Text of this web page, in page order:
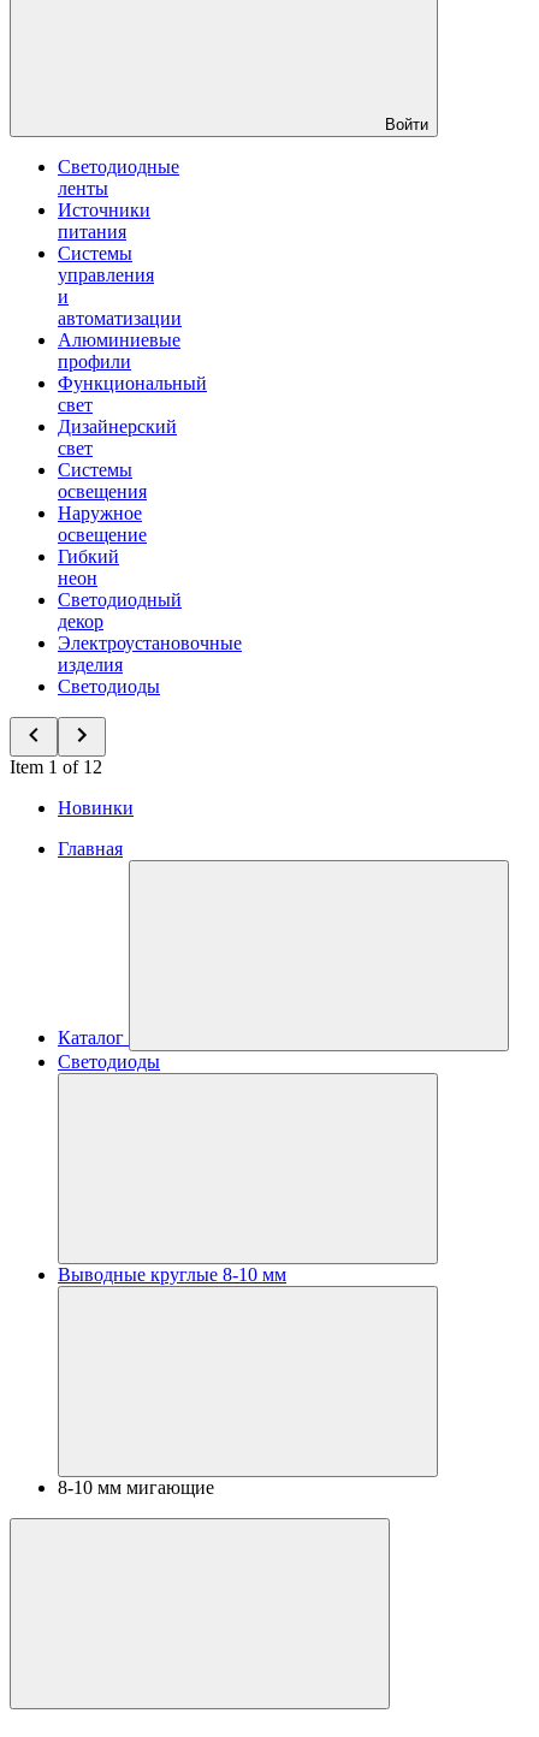
Войти
Светодиодные
ленты
Источники
питания
Системы
управления
и
автоматизации
Алюминиевые
профили
Функциональный
свет
Дизайнерский
свет
Системы
освещения
Наружное
освещение
Гибкий
неон
Светодиодный
декор
Электроустановочные
изделия
Светодиоды
Item 1 of 12
Новинки
Главная
Каталог
Светодиоды
Выводные круглые 8-10 мм
8-10 мм мигающие